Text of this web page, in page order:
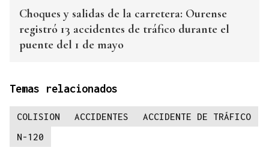
Choques y salidas de la carretera: Ourense
registró 13 accidentes de tráfico durante el
puente del 1 de mayo
Temas relacionados
COLISION ACCIDENTES
ACCIDENTE DE TRÁFICO
N-120